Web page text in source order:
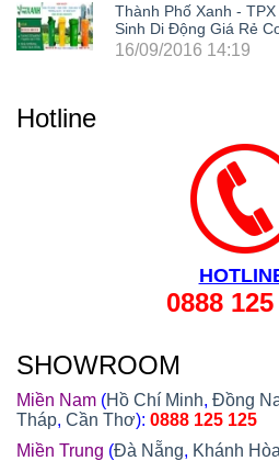
Thành Phố Xanh -
Sinh Di Động Giá Rẻ
Trong Cả Nước: Hà
16/09/2016 14:19
Hotline
0888
SHOWROOM
Miền Nam (Hồ Chí Minh, Đồng
Tháp, Cần Thơ): 0888 125 125
Miền Trung (Đà Nẵng, Khánh Hòa